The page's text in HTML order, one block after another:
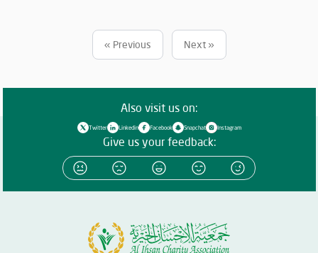
والمبادرات الدينية والاجتماعية المتنوعة التي تحاكي روحانيات شهر رمضان
المبارك، انسجاماً مع نهج الخير والعطاء الذي تتبناه الجمعية منذ تأسيسها،
وتعزيزاً لمكانة الإمارة وإبراز دورها في نشر قيم الخير والمحبة في الشهر
« Previous Next »
Also visit us on:
Twitter Linkedin Facebook Snapchat Instagram
Give us your feedback: